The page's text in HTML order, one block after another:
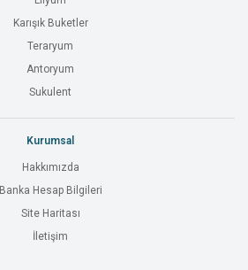
Karışık Buketler
Teraryum
Antoryum
Sukulent
Kurumsal
Hakkımızda
Banka Hesap Bilgileri
Site Haritası
İletişim